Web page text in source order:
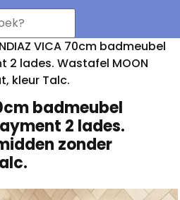
VICA 70cm badmeubel
2 lades. Wastafel MOON
kleur Talc.
badmeubel
2 lades.
zonder